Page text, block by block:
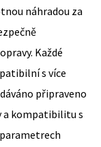
náhradou za
Každé
s více
připraveno
a kompatibilitu s